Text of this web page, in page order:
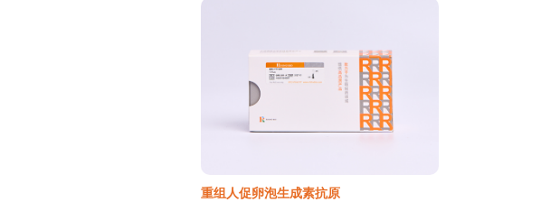
重组人促卵泡生成素抗原